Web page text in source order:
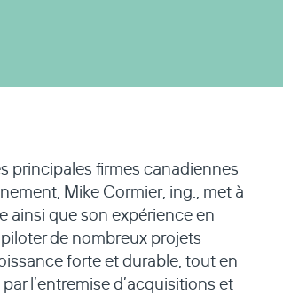
principales firmes canadiennes
Mike Cormier, ing., met à
ainsi que son expérience en
de nombreux projets
forte et durable, tout en
l’entremise d’acquisitions et